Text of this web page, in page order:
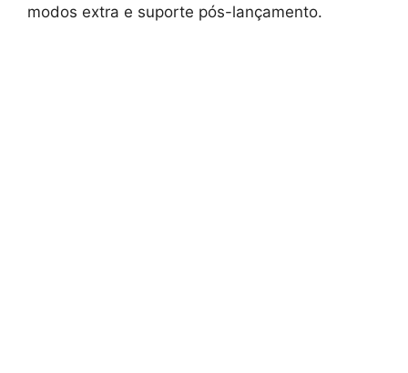
modos extra e suporte pós-lançamento.